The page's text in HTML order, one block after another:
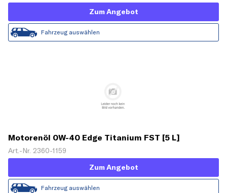
Zum Angebot
Fahrzeug auswählen
Motorenöl 0W-40 Edge Titanium FST [5 L]
Art.-Nr. 2360-1159
Zum Angebot
Fahrzeug auswählen